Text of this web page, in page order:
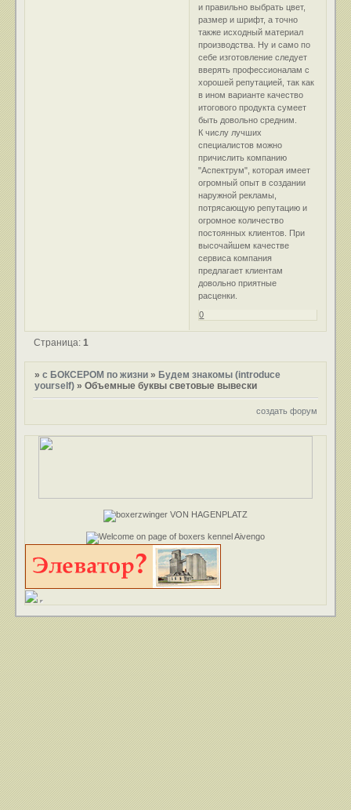
и правильно выбрать цвет,
размер и шрифт, а точно
также исходный материал
производства. Ну и само по
себе изготовление следует
вверять профессионалам с
хорошей репутацией, так как
в ином варианте качество
итогового продукта сумеет
быть довольно средним.
К числу лучших
специалистов можно
причислить компанию
"Аспектрум", которая имеет
огромный опыт в создании
наружной рекламы,
потрясающую репутацию и
огромное количество
постоянных клиентов. При
высочайшем качестве
сервиса компания
предлагает клиентам
довольно приятные
расценки.
0
Страница: 1
»с БОКСЕРОМ по жизни » Будем знакомы (introduce
yourself) »Объемные буквы световые вывески
создать форум